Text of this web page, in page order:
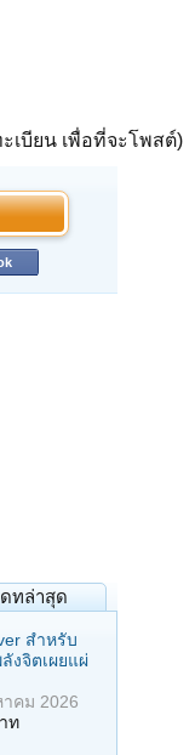
เบียน เพื่อที่จะโพสต์)
ทล่าสุด
สำหรับ
งจิตเผยแผ่
าคม 2026
ท